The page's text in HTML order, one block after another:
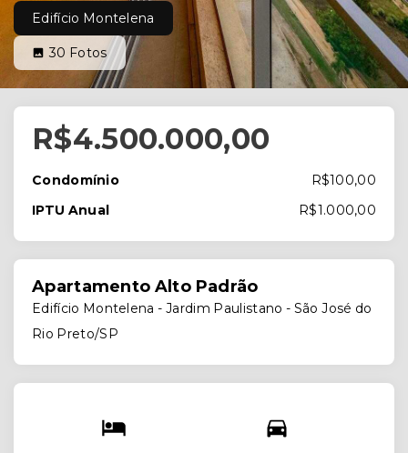
Edifício Montelena
30 Fotos
R$4.500.000,00
Condomínio
R$100,00
IPTU Anual
R$1.000,00
Apartamento Alto Padrão
Edifício Montelena -Jardim Paulistano - São José do
Rio Preto/SP